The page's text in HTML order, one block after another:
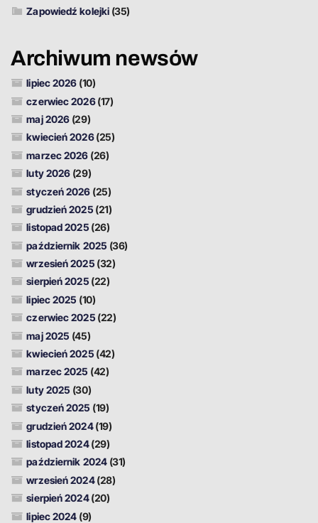
Zapowiedź kolejki (35)
Archiwum newsów
lipiec 2026 (10)
czerwiec 2026(17)
maj 2026 (29)
kwiecień 2026(25)
marzec 2026 (26)
luty 2026 (29)
styczeń 2026 (25)
grudzień 2025 (21)
listopad 2025 (26)
październik 2025 (36)
wrzesień 2025 (32)
sierpień 2025 (22)
lipiec 2025 (10)
czerwiec 2025 (22)
maj 2025 (45)
kwiecień 2025 (42)
marzec 2025 (42)
luty 2025 (30)
styczeń 2025 (19)
grudzień 2024(19)
listopad 2024(29)
październik 2024(31)
wrzesień 2024(28)
sierpień 2024(20)
lipiec 2024 (9)